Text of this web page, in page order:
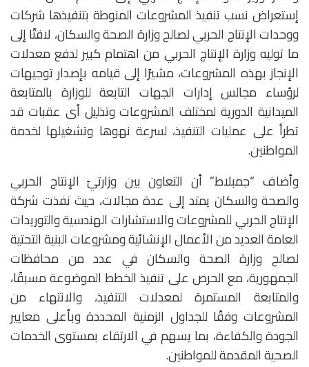
إستعراض نسب تنفيذ المشروعات المنوطة بتنفيذها شركات
ووحدات الإنتاج الحربي لصالح وزارة الصحة والسكان، لافتًا إلى
ما توليه وزارة الإنتاج الحربي من اهتمام كبير لدفع معدلات
الإنجاز بهذه المشروعات، مشيرًا إلى قيامه بإصدار توجيهات
لرؤساء مجالس إدارات الجهات التابعة للوزارة بالمتابعة
الميدانية الدورية لمختلف المشروعات وتذليل أى عقبات قد
تطرأ على عمليات التنفيذ، لسرعة نهوها وتشغيلها لخدمة
المواطنين.
وأضاف “جمبلاط” أن التعاون بين وزارتيّ الإنتاج الحربي
والصحة والسكان يمتد إلى عدة مجالات، حيث نفذت شركة
الإنتاج الحربي للمشروعات والاستشارات الهندسية والتوريدات
العامة العديد من الأعمال الإنشائية ومشروعات البنية التحتية
لصالح وزارة الصحة والسكان في عدد من محافظات
الجمهورية، مع الحرص على تنفيذ الخطط الموضوعة مسبقًا،
والمتابعة المستمرة لمعدلات التنفيذ، والانتهاء من
المشروعات وفقًا للجداول الزمنية المحددة وبأعلى معايير
الجودة والكفاءة، بما يسهم في الارتقاء بمستوى الخدمات
الصحية المقدمة للمواطنين.